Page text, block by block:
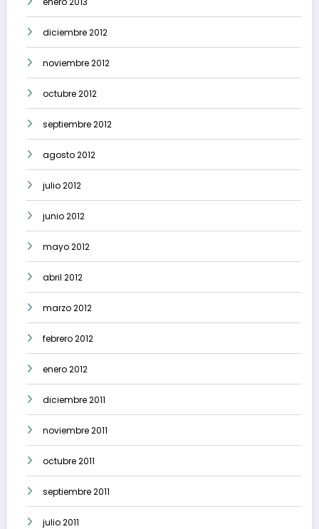
diciembre 2012
noviembre 2012
octubre 2012
septiembre 2012
agosto 2012
julio 2012
junio 2012
mayo 2012
abril 2012
marzo 2012
febrero 2012
enero 2012
diciembre 2011
noviembre 2011
octubre 2011
septiembre 2011
julio 2011